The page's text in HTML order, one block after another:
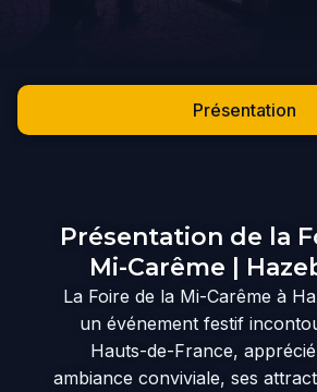
Présentation
Présentation de la
Mi-Carême |
La Foire de la Mi-Carême à
un événement festif
Hauts-de-France,
ambiance conviviale, ses